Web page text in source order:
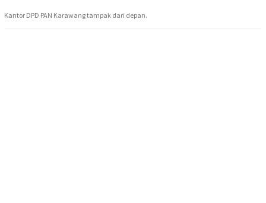
Kantor DPD PAN Karawang tampak dari depan.